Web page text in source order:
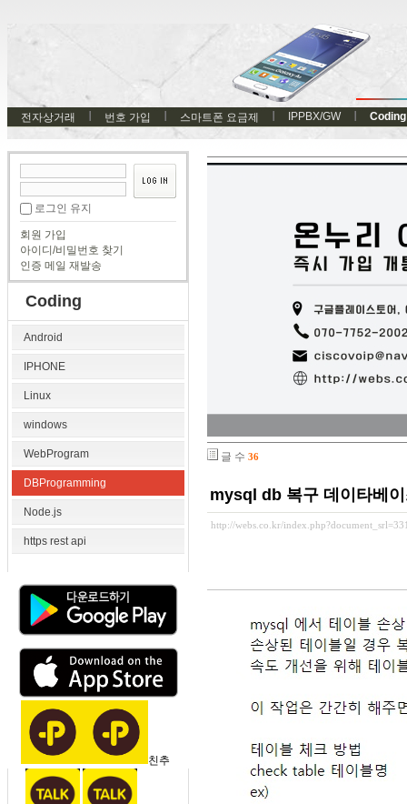
전자상거래 번호 가입 스마트폰 요금제 IPPBX/GW Coding
로그인 유지
회원 가입
아이디/비밀번호 찾기
인증 메일 재발송
Coding
Android
IPHONE
Linux
windows
WebProgram
DBProgramming
Node.js
https rest api
친추
글 수 36
mysql db 복구 데이타베
http://webs.co.kr/